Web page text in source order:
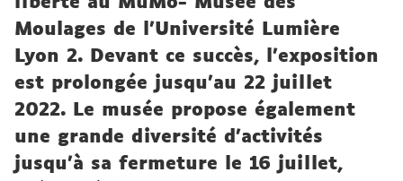
Moulages de l’Université Lumière
Lyon 2. Devant ce succès, l’exposition
est prolongée jusqu’au 22 juillet
2022. Le musée propose également
une grande diversité d’activités
jusqu’à sa fermeture le 16 juillet,